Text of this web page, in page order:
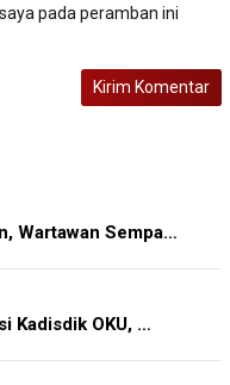
pada peramban ini
Wartawan Sempa…
Kadisdik OKU, …